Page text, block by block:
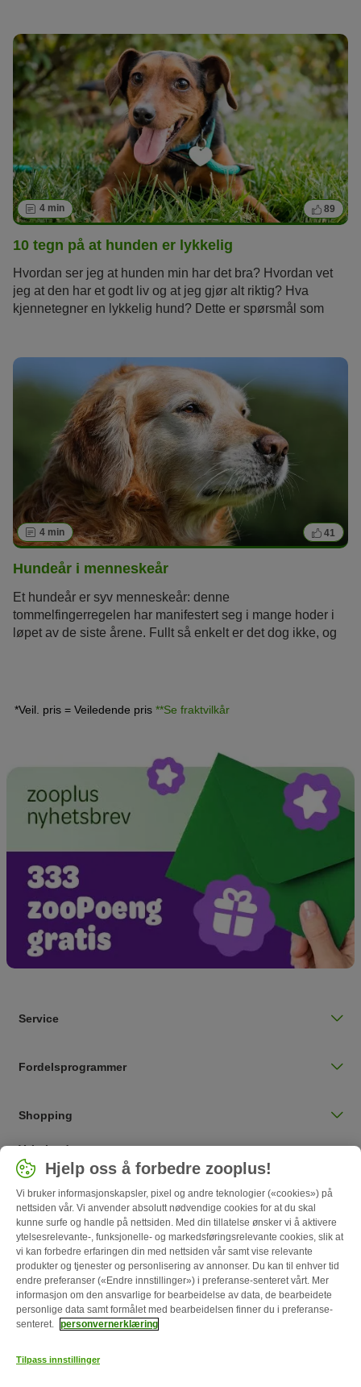
kan heller ikke si «jeg elsker deg» ved å bruke ord. Hunder
finner andre elskverdige veier for å vise at de er glad i oss.
Det er enklere enn en tror å kjenne igjen disse tegnene –
for ferdigheten til å forstå hundespråket slumrer i oss alle.
4 min 89
10 tegn på at hunden er lykkelig
Hvordan ser jeg at hunden min har det bra? Hvordan vet
jeg at den har et godt liv og at jeg gjør alt riktig? Hva
kjennetegner en lykkelig hund? Dette er spørsmål som
4 min 41
Hundeår i menneskeår
Et hundeår er syv menneskeår: denne
tommelfingerregelen har manifestert seg i mange hoder i
løpet av de siste årene. Fullt så enkelt er det dog ikke, og
*Veil. pris = Veiledende pris **Se fraktvilkår
Service
Fordelsprogrammer
Shopping
Velg land
Norge / NO
Follow zooplus
Hjelp oss å forbedre zooplus!
Vi bruker informasjonskapsler, pixel og andre teknologier («cookies») på
nettsiden vår. Vi anvender absolutt nødvendige cookies for at du skal
kunne surfe og handle på nettsiden. Med din tillatelse ønsker vi å aktivere
ytelsesrelevante-, funksjonelle- og markedsføringsrelevante cookies, slik at
vi kan forbedre erfaringen din med nettsiden vår samt vise relevante
produkter og tjenester og personlisering av annonser. Du kan til enhver tid
endre preferanser («Endre innstillinger») i preferanse-senteret vårt. Mer
informasjon om den ansvarlige for bearbeidelse av data, de bearbeidete
personlige data samt formålet med bearbeidelsen finner du i preferanse-
senteret. personvernerklæring
Tilpass innstillinger